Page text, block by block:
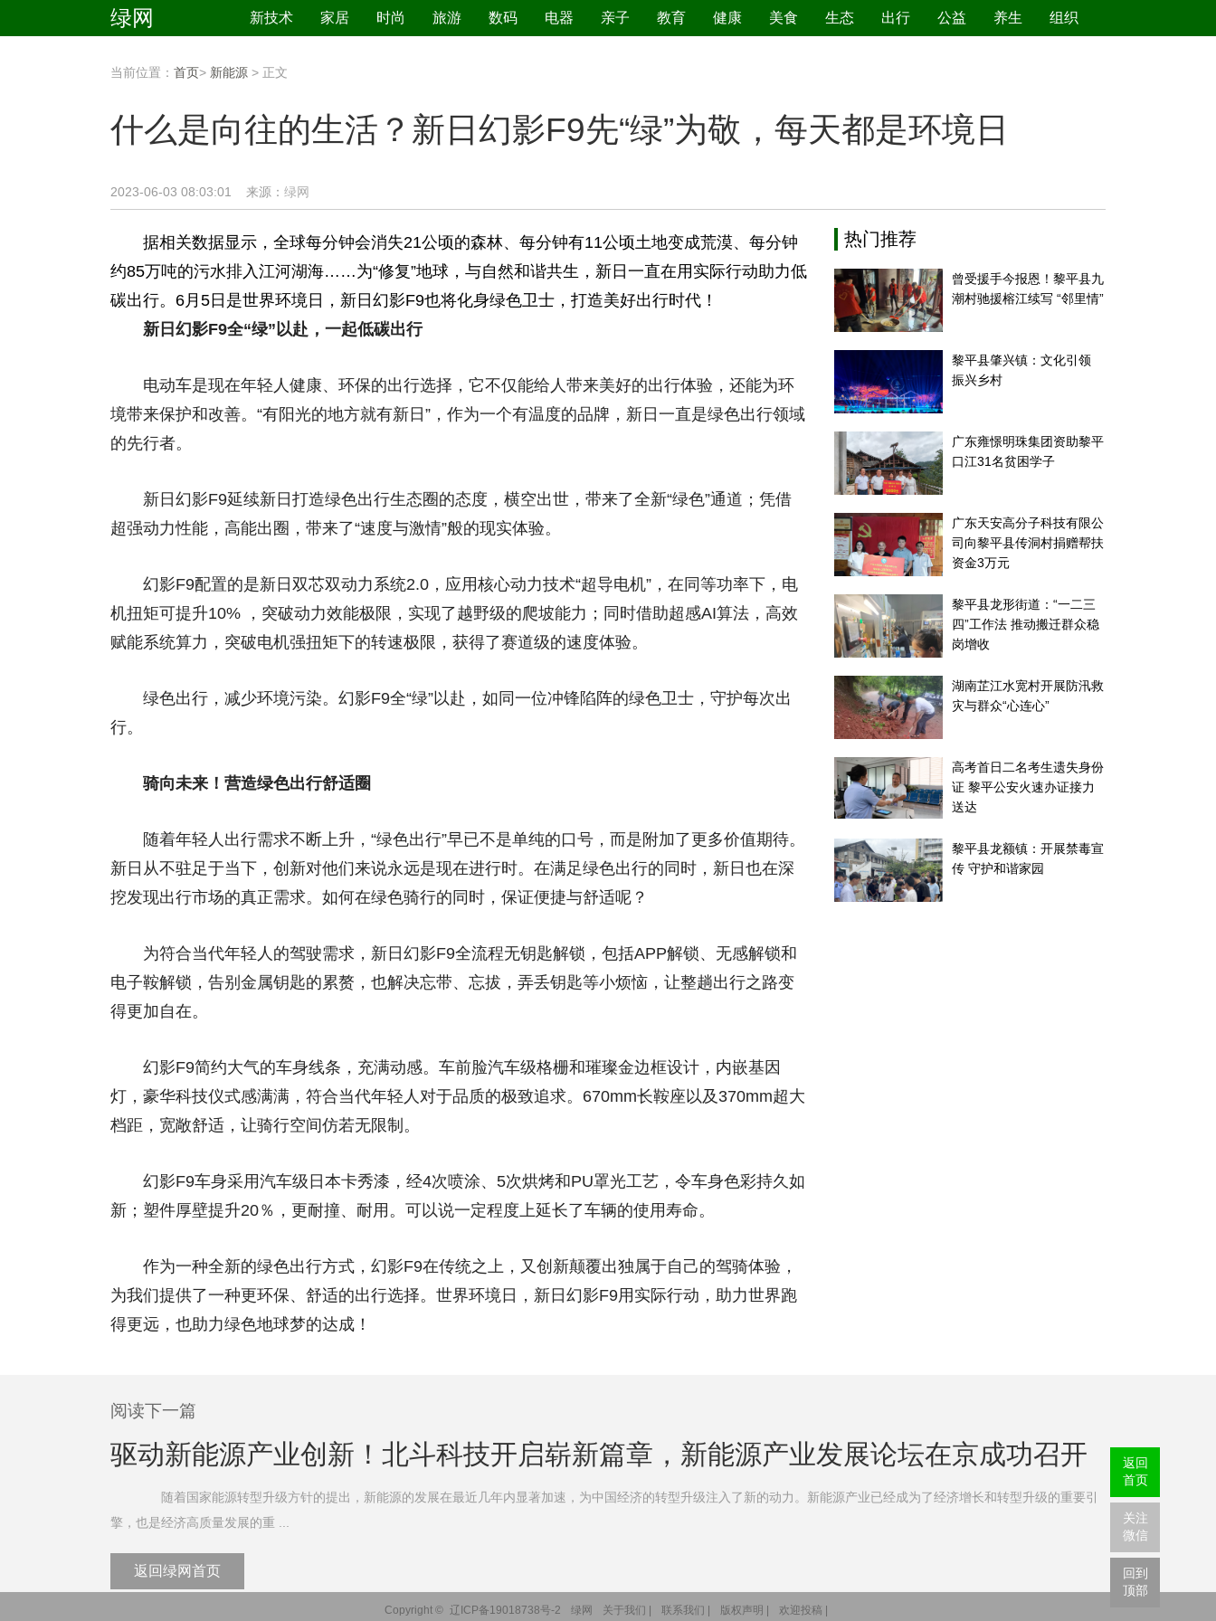
绿网 组织
养生
公益
出行
生态
美食
健康
教育
亲子
电器
数码
旅游
时尚
家居
新技术
当前位置： 首页> 新能源 > 正文
什么是向往的生活？新日幻影F9先“绿”为敬，每天都是环境日
2023-06-03 08:03:01 来源： 绿网
据相关数据显示，全球每分钟会消失21公顷的森林、每分钟有11公顷土地变成荒漠、每分钟
约85万吨的污水排入江河湖海……为“修复”地球，与自然和谐共生，新日一直在用实际行动助力低
碳出行。6月5日是世界环境日，新日幻影F9也将化身绿色卫士，打造美好出行时代！
新日幻影F9全“绿”以赴，一起低碳出行
电动车是现在年轻人健康、环保的出行选择，它不仅能给人带来美好的出行体验，还能为环
境带来保护和改善。“有阳光的地方就有新日”，作为一个有温度的品牌，新日一直是绿色出行领域
的先行者。
新日幻影F9延续新日打造绿色出行生态圈的态度，横空出世，带来了全新“绿色”通道；凭借
超强动力性能，高能出圈，带来了“速度与激情”般的现实体验。
幻影F9配置的是新日双芯双动力系统2.0，应用核心动力技术“超导电机”，在同等功率下，电
机扭矩可提升10% ，突破动力效能极限，实现了越野级的爬坡能力；同时借助超感AI算法，高效
赋能系统算力，突破电机强扭矩下的转速极限，获得了赛道级的速度体验。
绿色出行，减少环境污染。幻影F9全“绿”以赴，如同一位冲锋陷阵的绿色卫士，守护每次出
行。
骑向未来！营造绿色出行舒适圈
随着年轻人出行需求不断上升，“绿色出行”早已不是单纯的口号，而是附加了更多价值期待。
新日从不驻足于当下，创新对他们来说永远是现在进行时。在满足绿色出行的同时，新日也在深
挖发现出行市场的真正需求。如何在绿色骑行的同时，保证便捷与舒适呢？
为符合当代年轻人的驾驶需求，新日幻影F9全流程无钥匙解锁，包括APP解锁、无感解锁和
电子鞍解锁，告别金属钥匙的累赘，也解决忘带、忘拔，弄丢钥匙等小烦恼，让整趟出行之路变
得更加自在。
幻影F9简约大气的车身线条，充满动感。车前脸汽车级格栅和璀璨金边框设计，内嵌基因
灯，豪华科技仪式感满满，符合当代年轻人对于品质的极致追求。670mm长鞍座以及370mm超大
档距，宽敞舒适，让骑行空间仿若无限制。
幻影F9车身采用汽车级日本卡秀漆，经4次喷涂、5次烘烤和PU罩光工艺，令车身色彩持久如
新；塑件厚壁提升20％，更耐撞、耐用。可以说一定程度上延长了车辆的使用寿命。
作为一种全新的绿色出行方式，幻影F9在传统之上，又创新颠覆出独属于自己的驾骑体验，
为我们提供了一种更环保、舒适的出行选择。世界环境日，新日幻影F9用实际行动，助力世界跑
得更远，也助力绿色地球梦的达成！
热门推荐
曾受援手今报恩！黎平县九
潮村驰援榕江续写 “邻里情”
黎平县肇兴镇：文化引领
振兴乡村
广东雍憬明珠集团资助黎平
口江31名贫困学子
广东天安高分子科技有限公
司向黎平县传洞村捐赠帮扶
资金3万元
黎平县龙形街道：“一二三
四”工作法 推动搬迁群众稳
岗增收
湖南芷江水宽村开展防汛救
灾与群众“心连心”
高考首日二名考生遗失身份
证 黎平公安火速办证接力
送达
黎平县龙额镇：开展禁毒宣
传 守护和谐家园
阅读下一篇
驱动新能源产业创新！北斗科技开启崭新篇章，新能源产业发展论坛在京成功召开
随着国家能源转型升级方针的提出，新能源的发展在最近几年内显著加速，为中国经济的转型升级注入了新的动力。新能源产业已经成为了经济增长和转型升级的重要引
擎，也是经济高质量发展的重 ...
返回绿网首页
Copyright © 辽ICP备19018738号-2 绿网 关于我们 | 联系我们 | 版权声明 | 欢迎投稿 |
返回
首页
关注
微信
回到
顶部